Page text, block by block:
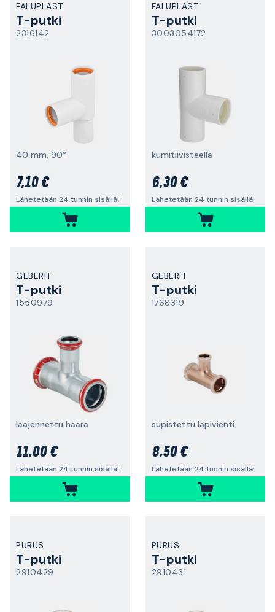
FALUPLAST
T-putki
2316142
40 mm, 90°
7,10 €
Lähetetään 24 tunnin sisällä!
FALUPLAST
T-putki
3003054172
kumitiivisteellä
6,30 €
Lähetetään 24 tunnin sisällä!
GEBERIT
T-putki
1550979
laajennettu haara
11,00 €
Lähetetään 24 tunnin sisällä!
GEBERIT
T-putki
1768319
supistettu läpivienti
8,50 €
Lähetetään 24 tunnin sisällä!
PURUS
T-putki
2910429
PURUS
T-putki
2910431